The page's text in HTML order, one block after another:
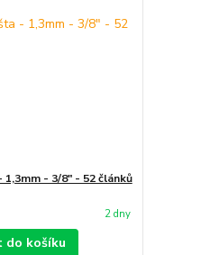
- 3/8" - 52 článků
2 dny
do košíku